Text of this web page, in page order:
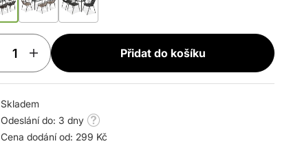
Přidat do košíku
Skladem
Odeslání do: 3 dny
Cena dodání od: 299 Kč